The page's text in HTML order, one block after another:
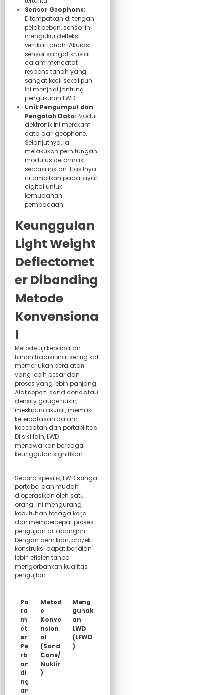
Sensor Geophone:
Ditempatkan di tengah
pelat beban, sensor ini
mengukur defleksi
vertikal tanah. Akurasi
sensor sangat krusial
dalam mencatat
respons tanah yang
sangat kecil sekalipun.
Ini menjadi jantung
pengukuran LWD.
Unit Pengumpul dan
Pengolah Data: Modul
elektronik ini merekam
data dari geophone.
Selanjutnya, ia
melakukan perhitungan
modulus deformasi
secara instan. Hasilnya
ditampilkan pada layar
digital untuk
kemudahan
pembacaan.
Keunggulan
Light Weight
Deflectomet
er Dibanding
Metode
Konvensiona
l
Metode uji kepadatan
tanah tradisional sering kali
memerlukan peralatan
yang lebih besar dan
proses yang lebih panjang.
Alat seperti sand cone atau
density gauge nuklir,
meskipun akurat, memiliki
keterbatasan dalam
kecepatan dan portabilitas.
Di sisi lain, LWD
menawarkan berbagai
keunggulan signifikan.
Secara spesifik, LWD sangat
portabel dan mudah
dioperasikan oleh satu
orang. Ini mengurangi
kebutuhan tenaga kerja
dan mempercepat proses
pengujian di lapangan.
Dengan demikian, proyek
konstruksi dapat berjalan
lebih efisien tanpa
mengorbankan kualitas
pengujian.
Pa
ra
m
et
er
Pe
rb
an
di
ng
an
Metod
e
Konve
nsion
al
(Sand
Cone/
Nuklir
)
Meng
gunak
an
LWD
(LFWD
)